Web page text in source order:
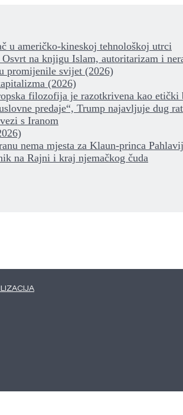
u američko-kineskoj tehnološkoj utrci
na knjigu Islam, autoritarizam i
promijenile svijet (2026)
(2026)
filozofija je razotkrivena kao etički
predaje“, Trump najavljuje dug rat
s Iranom
nema mjesta za Klaun-princa
na Rajni i kraj njemačkog čuda